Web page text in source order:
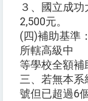
３、國立成
2,500元。
(四)補助基準
所轄高級中
等學校全額補
三、若無本系
號但已超過6個